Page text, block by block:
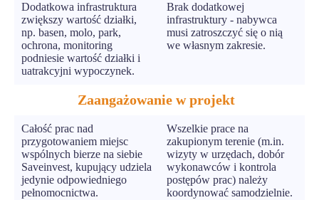
Dodatkowa infrastruktura
zwiększy wartość działki,
np. basen, molo, park,
ochrona, monitoring
podniesie wartość działki i
uatrakcyjni wypoczynek.
Brak dodatkowej
infrastruktury - nabywca
musi zatroszczyć się o nią
we własnym zakresie.
Zaangażowanie w projekt
Całość prac nad
przygotowaniem miejsc
wspólnych bierze na siebie
Saveinvest, kupujący udziela
jedynie odpowiedniego
pełnomocnictwa.
Wszelkie prace na
zakupionym terenie (m.in.
wizyty w urzędach, dobór
wykonawców i kontrola
postępów prac) należy
koordynować samodzielnie.